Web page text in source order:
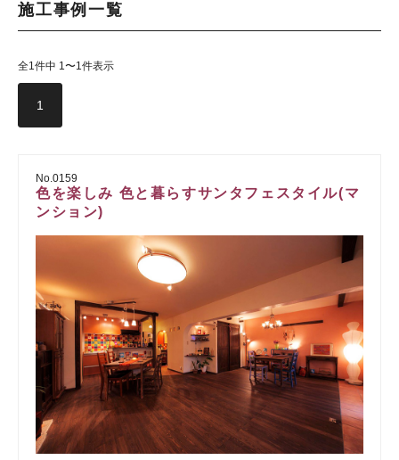
施工事例一覧
全1件中 1〜1件表示
1
No.0159
色を楽しみ 色と暮らすサンタフェスタイル(マ
ンション)